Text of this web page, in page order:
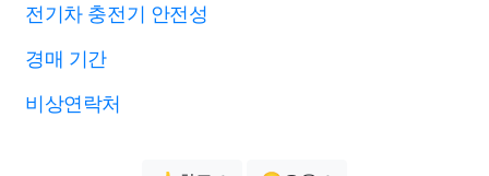
전기차 충전기 안전성
경매 기간
비상연락처